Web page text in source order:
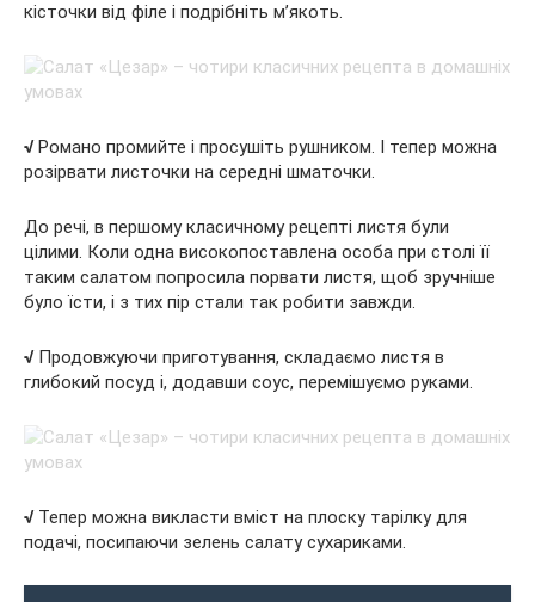
кісточки від філе і подрібніть м’якоть.
√Романо промийте і просушіть рушником. І тепер можна
розірвати листочки на середні шматочки.
До речі, в першому класичному рецепті листя були
цілими. Коли одна високопоставлена особа при столі її
таким салатом попросила порвати листя, щоб зручніше
було їсти, і з тих пір стали так робити завжди.
√ Продовжуючи приготування, складаємо листя в
глибокий посуд і, додавши соус, перемішуємо руками.
√Тепер можна викласти вміст на плоску тарілку для
подачі, посипаючи зелень салату сухариками.